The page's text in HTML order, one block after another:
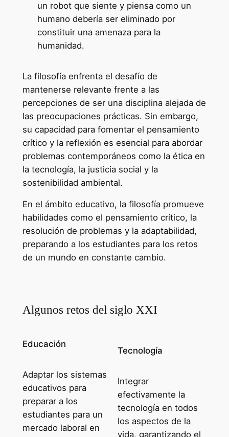
un robot que siente y piensa como un
humano debería ser eliminado por
constituir una amenaza para la
humanidad.
La filosofía enfrenta el desafío de
mantenerse relevante frente a las
percepciones de ser una disciplina alejada de
las preocupaciones prácticas. Sin embargo,
su capacidad para fomentar el pensamiento
crítico y la reflexión es esencial para abordar
problemas contemporáneos como la ética en
la tecnología, la justicia social y la
sostenibilidad ambiental.
En el ámbito educativo, la filosofía promueve
habilidades como el pensamiento crítico, la
resolución de problemas y la adaptabilidad,
preparando a los estudiantes para los retos
de un mundo en constante cambio.
Algunos retos del siglo XXI
Educación
Adaptar los sistemas
educativos para
preparar a los
estudiantes para un
mercado laboral en
Tecnología
Integrar
efectivamente la
tecnología en todos
los aspectos de la
vida, garantizando el